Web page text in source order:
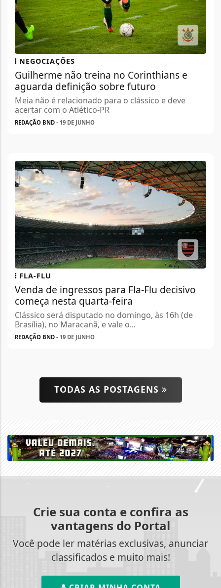
NEGOCIAÇÕES
Guilherme não treina no Corinthians e
aguarda definição sobre futuro
Meia não é relacionado para o clássico e deve
acertar com o Atlético-PR
REDAÇÃO BND - 19 DE JUNHO
FLA-FLU
Venda de ingressos para Fla-Flu decisivo
começa nesta quarta-feira
Clássico será disputado no domingo, às 16h (de
Brasília), no Maracanã, e vale o...
REDAÇÃO BND - 19 DE JUNHO
TODAS AS POSTAGENS
Crie sua conta e confira as
vantagens do Portal
Você pode ler matérias exclusivas, anunciar
classificados e muito mais!